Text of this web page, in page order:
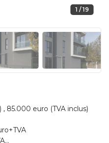
1 / 19
85.000 euro (TVA inclus)